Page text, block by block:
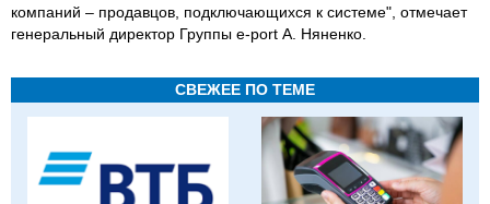
компаний – продавцов, подключающихся к системе", отмечает
генеральный директор Группы e-port А. Няненко.
СВЕЖЕЕ ПО ТЕМЕ